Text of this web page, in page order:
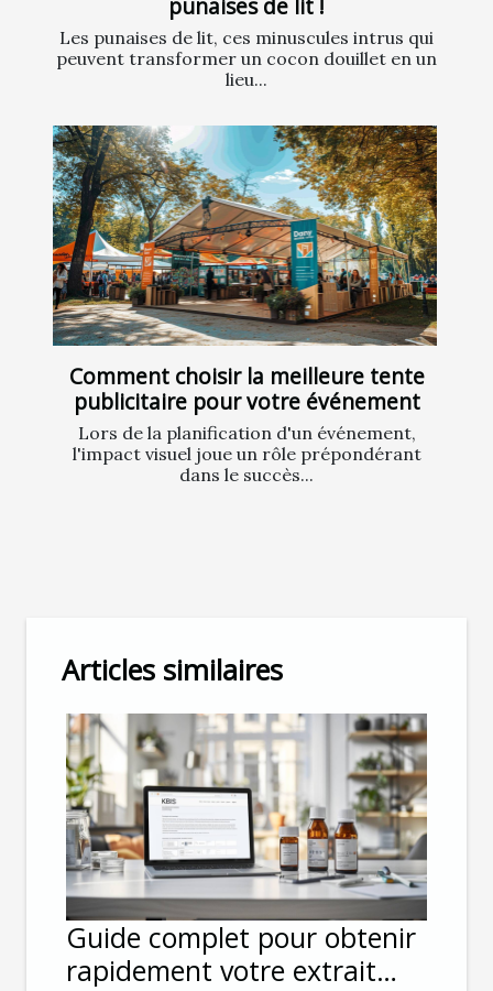
punaises de lit !
Les punaises de lit, ces minuscules intrus qui
peuvent transformer un cocon douillet en un
lieu...
Comment choisir la meilleure tente
publicitaire pour votre événement
Lors de la planification d'un événement,
l'impact visuel joue un rôle prépondérant
dans le succès...
Articles similaires
Guide complet pour obtenir
rapidement votre extrait